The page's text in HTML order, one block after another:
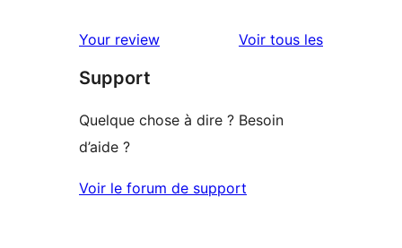
Your review Voir tous lesavis
Support
Quelque chose à dire ? Besoin
d’aide ?
Voir le forum de support